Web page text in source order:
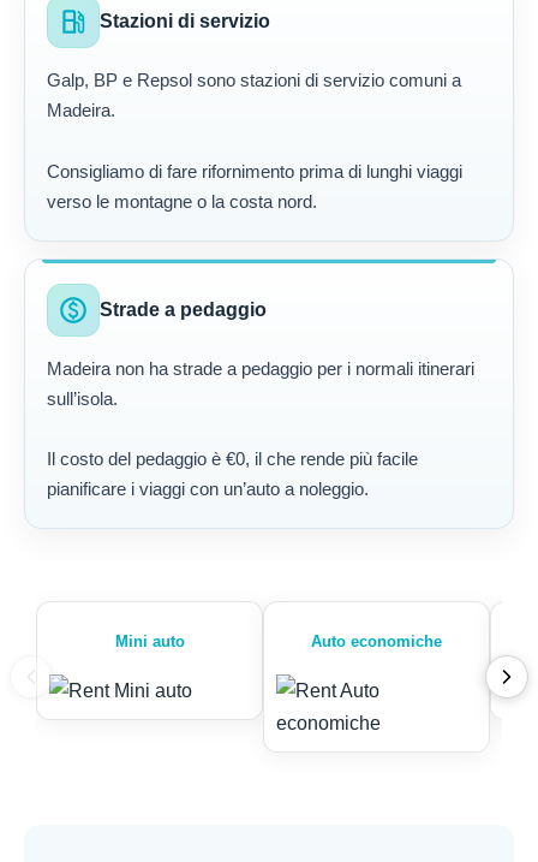
local_gas_station Stazioni di servizio
Galp, BP e Repsol sono stazioni di servizio comuni a
Madeira.
Consigliamo di fare rifornimento prima di lunghi viaggi
verso le montagne o la costa nord.
paid Strade a pedaggio
Madeira non ha strade a pedaggio per i normali itinerari
sull’isola.
Il costo del pedaggio è €0, il che rende più facile
pianificare i viaggi con un’auto a noleggio.
Mini auto Auto economiche